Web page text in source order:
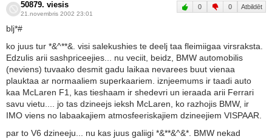
50879. viesis
21.novembris 2002 23:01
0 0 Atbildēt
blj*#
ko juus tur *&^**&. visi salekushies te deelj taa fleimiigaa virsraksta.
Edzulis arii sashpriceejies... nu veciit, beidz, BMW automobilis
(neviens) tuvaako desmit gadu laikaa nevarees buut vienaa
plauktaa ar normaaliem superkaariem. iznjeemums ir taadi auto
kaa McLaren F1, kas tieshaam ir shedevri un ieraada arii Ferrari
savu vietu.... jo tas dzineejs ieksh McLaren, ko razhojis BMW, ir
IMO viens no labaakajiem atmosfeeriskajiem dzineejiem VISPAAR.
par to V6 dzineeju... nu kas juus galiigi *&**&^&*. BMW nekad